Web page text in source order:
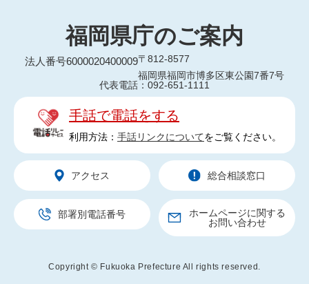
福岡県庁のご案内
法人番号6000020400009〒812-8577
福岡県福岡市博多区東公園7番7号
代表電話：092-651-1111
手話で電話をする
利用方法： 手話リンクについてをご覧ください。
アクセス 総合相談窓口
部署別電話番号
ホームページに関する
お問い合わせ
Copyright © Fukuoka Prefecture All rights reserved.